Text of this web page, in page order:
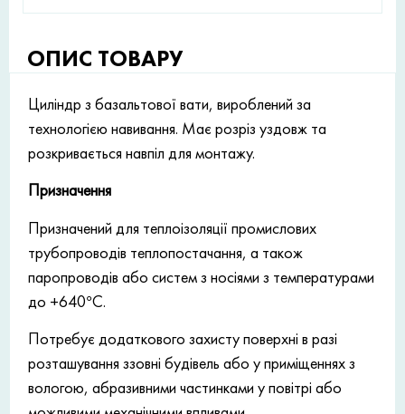
ОПИС ТОВАРУ
Циліндр з базальтової вати, вироблений за
технологією навивання. Має розріз уздовж та
розкривається навпіл для монтажу.
Призначення
Призначений для теплоізоляції промислових
трубопроводів теплопостачання, а також
паропроводів або систем з носіями з температурами
до +640°С.
Потребує додаткового захисту поверхні в разі
розташування ззовні будівель або у приміщеннях з
вологою, абразивними частинками у повітрі або